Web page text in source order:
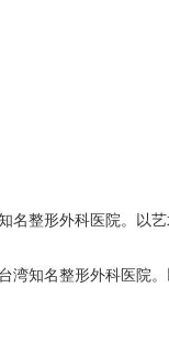
名整形外科医院。以
知名整形外科医院